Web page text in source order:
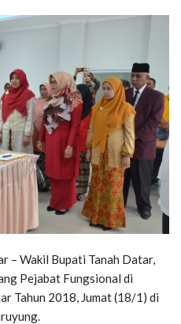
– Wakil Bupati Tanah Datar,
Pejabat Fungsional di
Tahun 2018, Jumat (18/1) di